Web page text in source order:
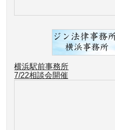
横浜駅前事務所
7/22相談会開催